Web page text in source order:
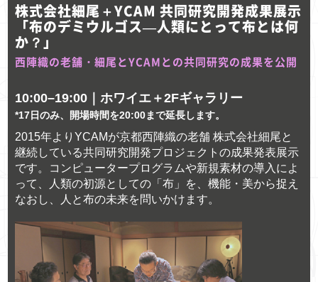
株式会社細尾＋YCAM 共同研究開発成果展示
「布のデミウルゴス―人類にとって布とは何
か？」
西陣織の老舗・細尾とYCAMとの共同研究の成果を公開
10:00–19:00｜ホワイエ＋2Fギャラリー
*17日のみ、開場時間を20:00まで延長します。
2015年よりYCAMが京都西陣織の老舗 株式会社細尾と
継続している共同研究開発プロジェクトの成果発表展示
です。コンピュータープログラムや新規素材の導入によ
って、人類の初源としての「布」を、機能・美から捉え
なおし、人と布の未来を問いかけます。